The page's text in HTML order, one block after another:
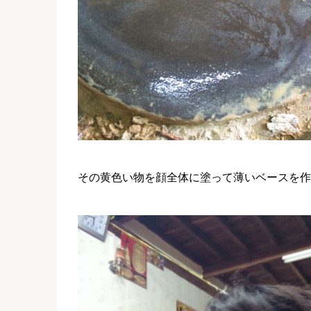
その黄色い物を顔全体に塗って薄いベースを